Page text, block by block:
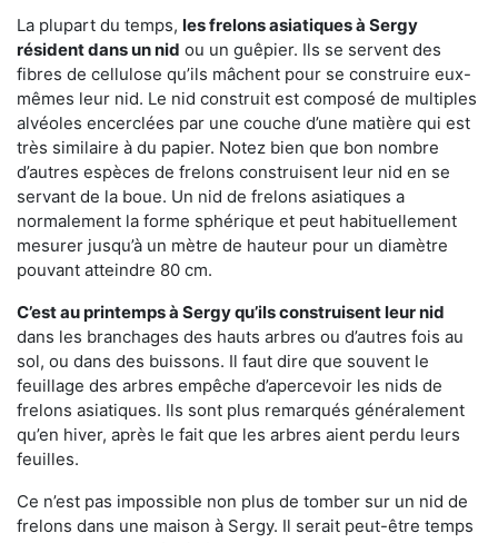
La plupart du temps, les frelons asiatiques à Sergy
résident dans un nid ou un guêpier. Ils se servent des
fibres de cellulose qu’ils mâchent pour se construire eux-
mêmes leur nid. Le nid construit est composé de multiples
alvéoles encerclées par une couche d’une matière qui est
très similaire à du papier. Notez bien que bon nombre
d’autres espèces de frelons construisent leur nid en se
servant de la boue. Un nid de frelons asiatiques a
normalement la forme sphérique et peut habituellement
mesurer jusqu’à un mètre de hauteur pour un diamètre
pouvant atteindre 80 cm.
C’est au printemps à Sergy qu’ils construisent leur nid
dans les branchages des hauts arbres ou d’autres fois au
sol, ou dans des buissons. Il faut dire que souvent le
feuillage des arbres empêche d’apercevoir les nids de
frelons asiatiques. Ils sont plus remarqués généralement
qu’en hiver, après le fait que les arbres aient perdu leurs
feuilles.
Ce n’est pas impossible non plus de tomber sur un nid de
frelons dans une maison à Sergy. Il serait peut-être temps